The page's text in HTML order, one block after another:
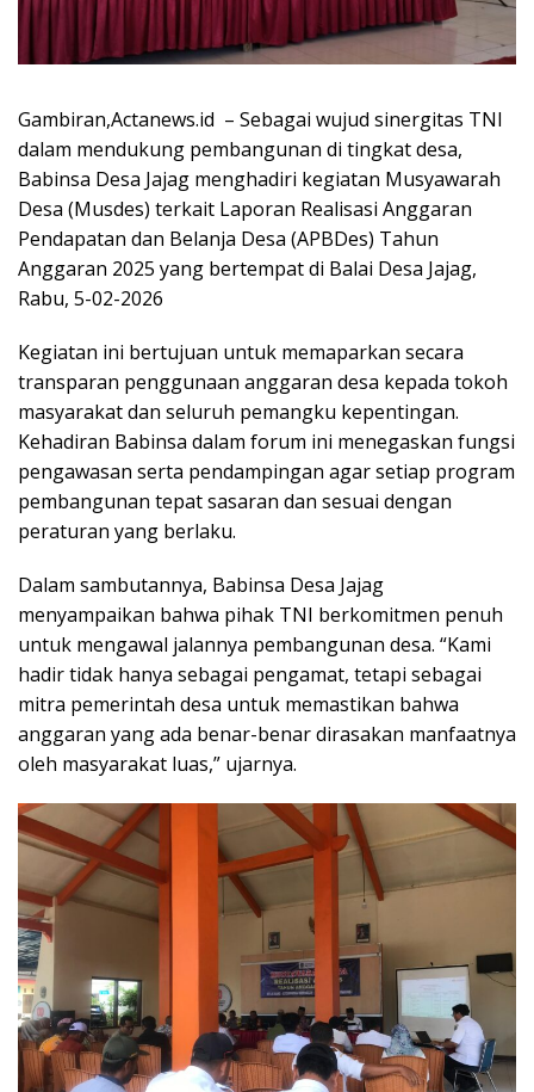
Gambiran,Actanews.id – Sebagai wujud sinergitas TNI
dalam mendukung pembangunan di tingkat desa,
Babinsa Desa Jajag menghadiri kegiatan Musyawarah
Desa (Musdes) terkait Laporan Realisasi Anggaran
Pendapatan dan Belanja Desa (APBDes) Tahun
Anggaran 2025 yang bertempat di Balai Desa Jajag,
Rabu, 5-02-2026
Kegiatan ini bertujuan untuk memaparkan secara
transparan penggunaan anggaran desa kepada tokoh
masyarakat dan seluruh pemangku kepentingan.
Kehadiran Babinsa dalam forum ini menegaskan fungsi
pengawasan serta pendampingan agar setiap program
pembangunan tepat sasaran dan sesuai dengan
peraturan yang berlaku.
Dalam sambutannya, Babinsa Desa Jajag
menyampaikan bahwa pihak TNI berkomitmen penuh
untuk mengawal jalannya pembangunan desa. “Kami
hadir tidak hanya sebagai pengamat, tetapi sebagai
mitra pemerintah desa untuk memastikan bahwa
anggaran yang ada benar-benar dirasakan manfaatnya
oleh masyarakat luas,” ujarnya.